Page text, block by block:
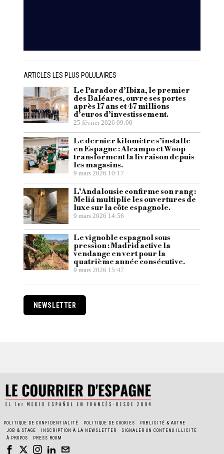
ARTICLES LES PLUS POLULAIRES
Le Parador d’Ibiza, le premier
des Baléares, ouvre ses portes
après 17 ans et 47 millions
d’euros d’investissement.
25 février 2026 09:00
Le dernier kilomètre s’installe
en Espagne : Alcampo et Woop
transforment la livraison depuis
les magasins.
9 mars 2026 10:17
L’Andalousie confirme son rang :
Meliá multiplie les ouvertures de
luxe sur la côte espagnole.
9 mars 2026 14:56
Le vignoble espagnol sous
pression : Madrid active la
vendange en vert pour la
quatrième année consécutive.
9 mars 2026 15:47
NEWSLETTER
POLITIQUE DE CONFIDENTIALITÉ POLITIQUE DE COOKIES
PUBLICITÉ & AUTRE
JOB & STAGE
INSCRIPTION À LA NEWSLETTER
SIGNALER UN CONTENU ILLICITE
À PROPOS
PRESS ROOM